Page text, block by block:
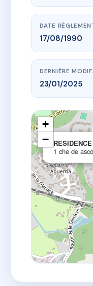
DATE
17/08/1990
DERNIÈRE MODIF.
23/01/2025
1 che de
+
−